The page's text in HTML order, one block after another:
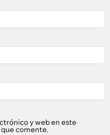
y web en este
que comente.